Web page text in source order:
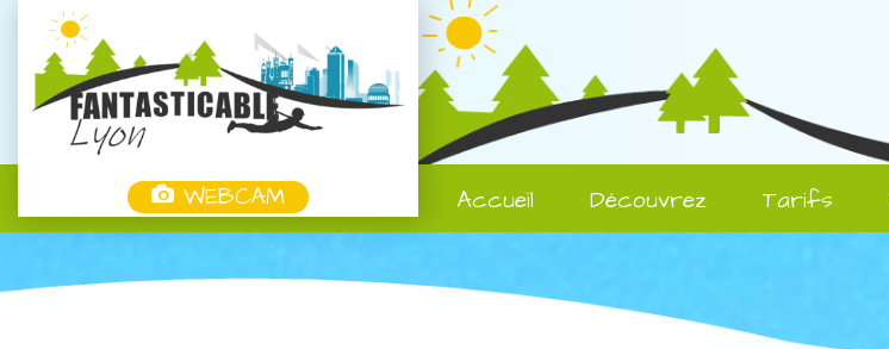
WEBCAM
Accueil
Découvrez Tarifs